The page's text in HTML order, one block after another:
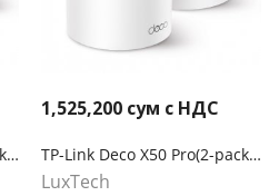
TP-Link Deco X50 Pro(3-pack) Mesh-комплект AX3000
1,525,200 сум с НДС
TP-Link Deco X50 Pro(2-pack) Mesh-комплект AX3000
LuxTech